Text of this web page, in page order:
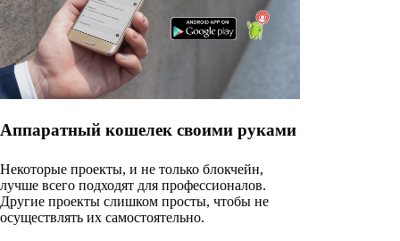
Аппаратный кошелек своими руками
Некоторые проекты, и не только блокчейн,
лучше всего подходят для профессионалов.
Другие проекты слишком просты, чтобы не
осуществлять их самостоятельно.